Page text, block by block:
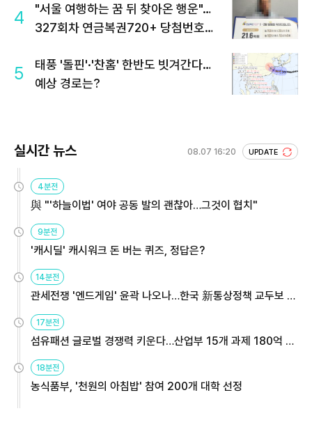
4
"서울 여행하는 꿈 뒤 찾아온 행운"…
327회차 연금복권720+ 당첨번호조
5
태풍 '돌핀'·'찬홈' 한반도 빗겨간다…
예상 경로는?
실시간 뉴스 08.07 16:20 UPDATE
4분전
與 "'하늘이법' 여야 공동 발의 괜찮아…그것이 협치"
9분전
'캐시딜' 캐시워크 돈 버는 퀴즈, 정답은?
14분전
관세전쟁 '엔드게임' 윤곽 나오나…한국 新통상정책 교두보 활
17분전
섬유패션 글로벌 경쟁력 키운다…산업부 15개 과제 180억 지
18분전
농식품부, '천원의 아침밥' 참여 200개 대학 선정